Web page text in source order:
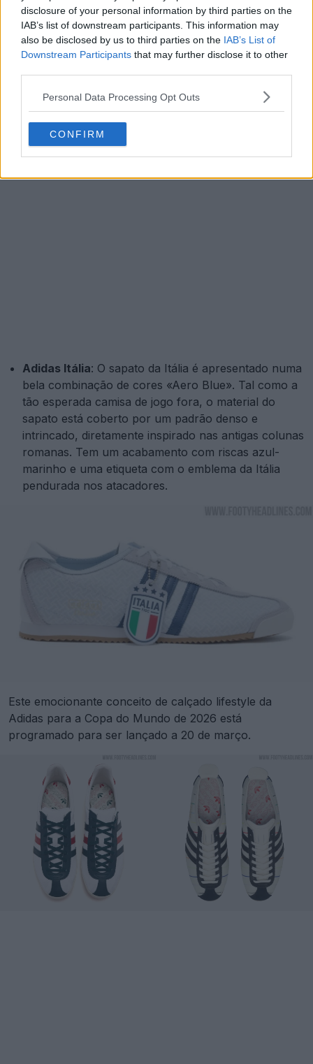
disclosure of your personal information by third parties on the
IAB’s list of downstream participants. This information may
also be disclosed by us to third parties on the IAB’s List of
Downstream Participants that may further disclose it to other
Personal Data Processing Opt Outs
CONFIRM
Adidas Itália: O sapato da Itália é apresentado numa
bela combinação de cores «Aero Blue». Tal como a
tão esperada camisa de jogo fora, o material do
sapato está coberto por um padrão denso e
intrincado, diretamente inspirado nas antigas colunas
romanas. Tem um acabamento com riscas azul-
marinho e uma etiqueta com o emblema da Itália
pendurada nos atacadores.
Este emocionante conceito de calçado lifestyle da
Adidas para a Copa do Mundo de 2026 está
programado para ser lançado a 20 de março.